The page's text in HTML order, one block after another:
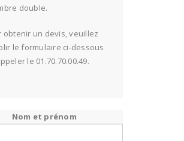
double.
obtenir un devis, veuillez
le formulaire ci-dessous
le 01.70.70.00.49.
Nom et prénom